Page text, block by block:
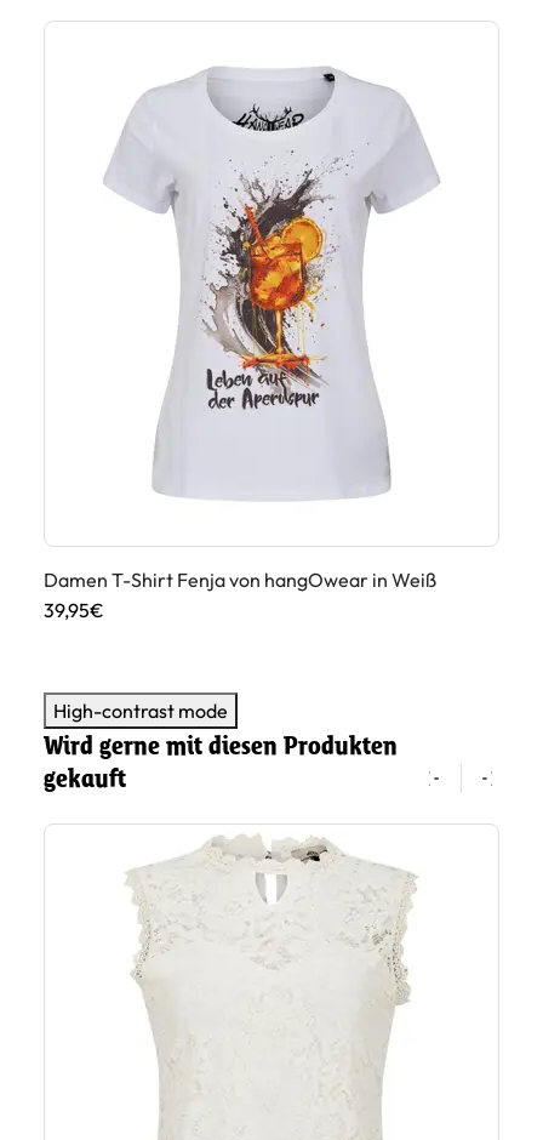
Damen T-Shirt Fenja von hangOwear in Weiß
39,95€
High-contrast mode
Wird gerne mit diesen Produkten
gekauft